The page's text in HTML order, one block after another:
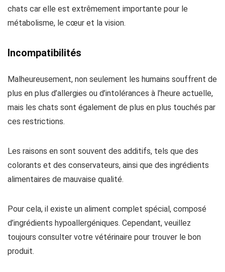
chats car elle est extrêmement importante pour le
métabolisme, le cœur et la vision.
Incompatibilités
Malheureusement, non seulement les humains souffrent de
plus en plus d’allergies ou d’intolérances à l’heure actuelle,
mais les chats sont également de plus en plus touchés par
ces restrictions.
Les raisons en sont souvent des additifs, tels que des
colorants et des conservateurs, ainsi que des ingrédients
alimentaires de mauvaise qualité.
Pour cela, il existe un aliment complet spécial, composé
d’ingrédients hypoallergéniques. Cependant, veuillez
toujours consulter votre vétérinaire pour trouver le bon
produit.